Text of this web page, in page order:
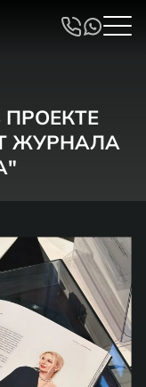
ПРОЕКТЕ
ЖУРНАЛА